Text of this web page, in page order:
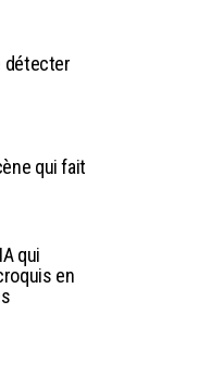
détecter
qui fait
qui
en